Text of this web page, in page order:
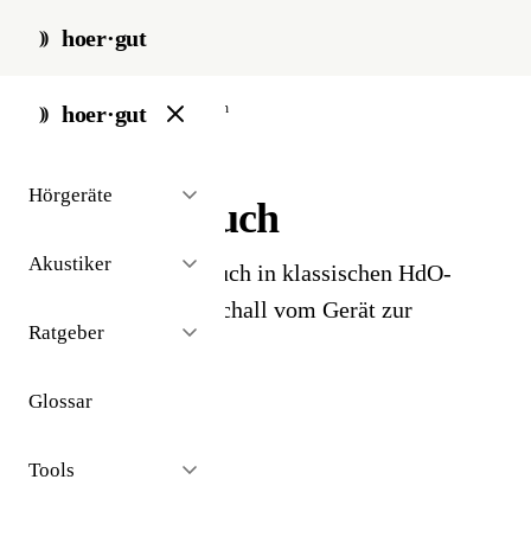
hoer·gut
hoer·gut
Hörgeräte
Akustiker
Ratgeber
Glossar
Tools
start / glossar / schallschlauch
Schallschlauch
Dünner Plastikschlauch in klassischen HdO-
Hörgeräten - leitet Schall vom Gerät zur
Otoplastik.